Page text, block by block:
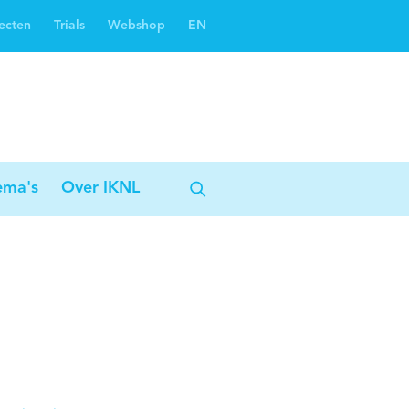
Trials Webshop EN
Over IKNL